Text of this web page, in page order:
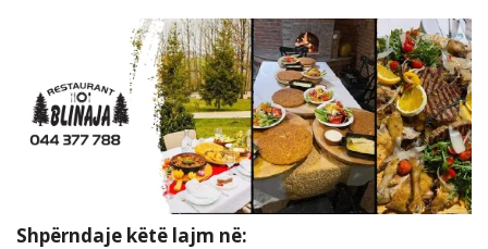
Shpërndaje këtë lajm në: